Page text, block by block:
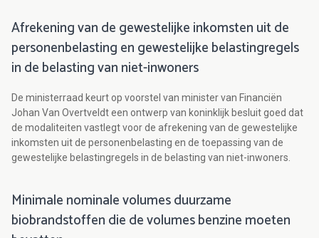
Afrekening van de gewestelijke inkomsten uit de
personenbelasting en gewestelijke belastingregels
in de belasting van niet-inwoners
De ministerraad keurt op voorstel van minister van Financiën
Johan Van Overtveldt een ontwerp van koninklijk besluit goed dat
de modaliteiten vastlegt voor de afrekening van de gewestelijke
inkomsten uit de personenbelasting en de toepassing van de
gewestelijke belastingregels in de belasting van niet-inwoners.
Minimale nominale volumes duurzame
biobrandstoffen die de volumes benzine moeten